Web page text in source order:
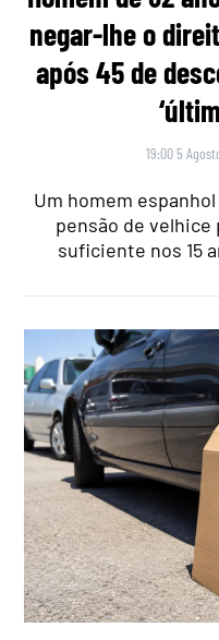
negar-lhe o
após 45 de
19:00 5
Um homem
pensão de
suficiente nos 15